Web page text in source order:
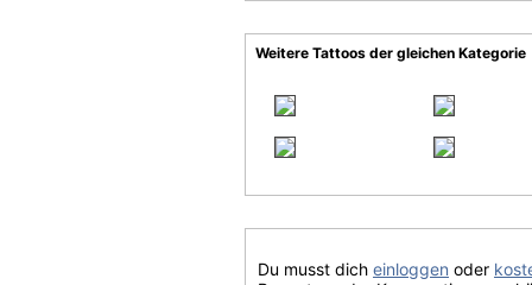
Weitere Tattoos der gleichen Kategorie
Du musst dich einloggen oder